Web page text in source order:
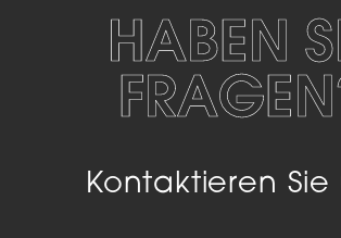
HABEN
Kontaktieren Sie